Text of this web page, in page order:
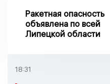
Ракетная опасность
объявлена по всей
Липецкой области
18:31